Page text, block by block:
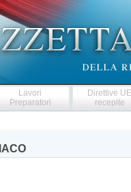
Lavori
Preparatori
Direttive
recepite